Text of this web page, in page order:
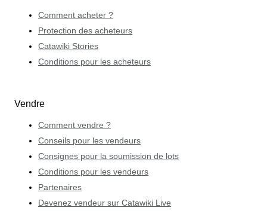
Comment acheter ?
Protection des acheteurs
Catawiki Stories
Conditions pour les acheteurs
Vendre
Comment vendre ?
Conseils pour les vendeurs
Consignes pour la soumission de lots
Conditions pour les vendeurs
Partenaires
Devenez vendeur sur Catawiki Live